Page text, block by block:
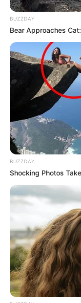
Streichelzoo,
spezielle
Gäste das
kennenlernen.
rk-rheinland.de
Kakushöhle
Dreimühlen -
Nebenhöhle,
gehaust
von den
befindet sich
und ist von
enStreetMap
Eifel-Therme-
Erlebnisbad
anderem
Rutsche und
Informationen
Wildenburg
Lage besitzt
BUZZDAY
Bear Approaches
BUZZDAY
Shocking Photos